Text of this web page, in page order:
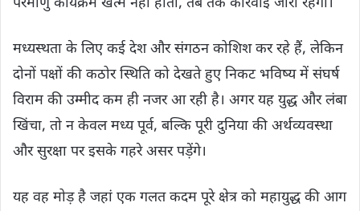
मध्यस्थता के लिए कई देश और संगठन कोशिश कर रहे हैं, लेकिन
दोनों पक्षों की कठोर स्थिति को देखते हुए निकट भविष्य में संघर्ष
विराम की उम्मीद कम ही नजर आ रही है। अगर यह युद्ध और लंबा
खिंचा, तो न केवल मध्य पूर्व, बल्कि पूरी दुनिया की अर्थव्यवस्था
और सुरक्षा पर इसके गहरे असर पड़ेंगे।
यह वह मोड़ है जहां एक गलत कदम पूरे क्षेत्र को महायुद्ध की आग